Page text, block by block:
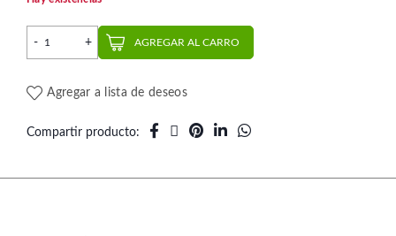
Alicate Corte Ligaduras Slim | Task cantidad
AGREGAR AL CARRO
Agregar a lista de deseos
Compartir producto